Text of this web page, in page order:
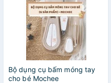
Bộ dụng cụ bấm móng tay
cho bé Mochee